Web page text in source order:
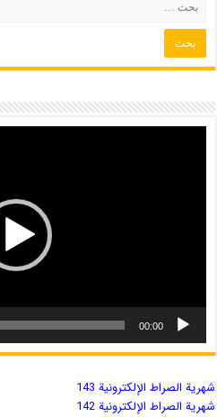
00:00
شهریة الصراط الإلكترونية 143
شهریة الصراط الإلكترونية 142